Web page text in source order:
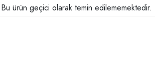
Bu ürün geçici olarak temin edilememektedir.